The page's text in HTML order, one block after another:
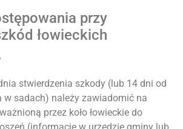
przy
łowieckich
stwierdzenia szkody (lub 14 dni od
w sadach) należy zawiadomić na
przez koło łowieckie do
(informacje w urzędzie gminy lub